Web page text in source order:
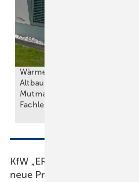
Wärmepumpen im
Altbau: Ein
Mutmacher für
Fachleute
KfW „ERP-Mezzanine für
neue Produkte, Prozesse und